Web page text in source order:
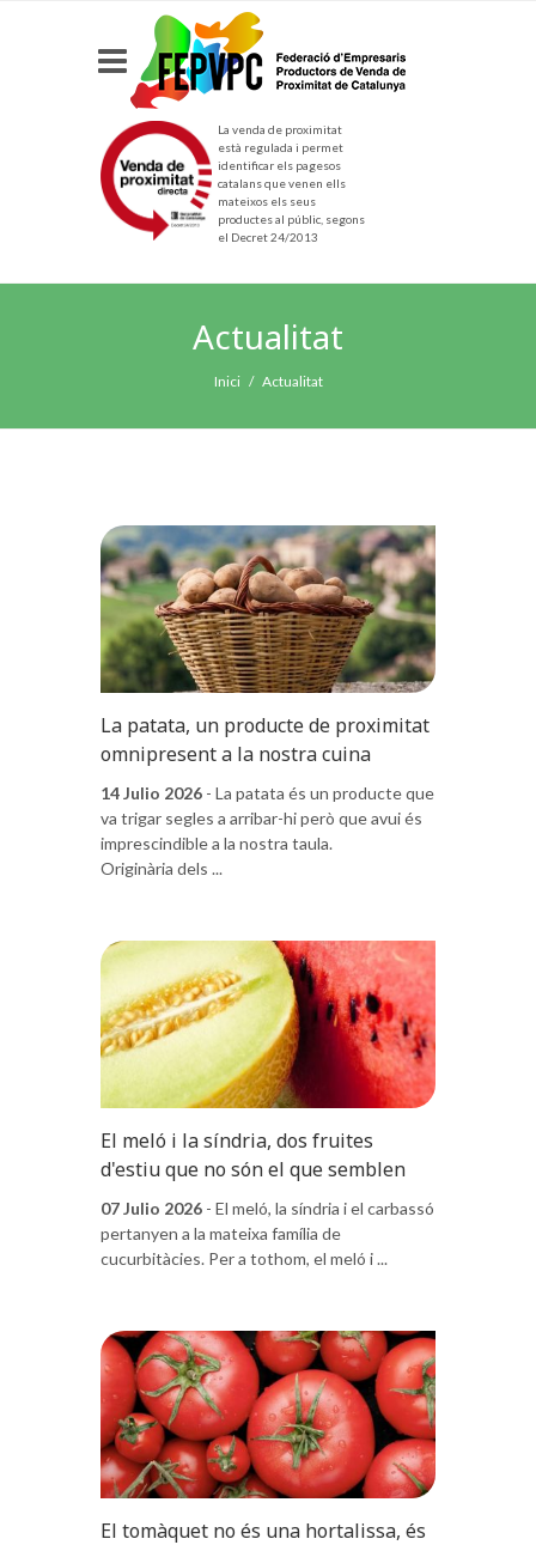
La venda de proximitat
està regulada i permet
identificar els pagesos
catalans que venen ells
mateixos els seus
productes al públic, segons
el Decret 24/2013
Actualitat
Inici Actualitat
La patata, un producte de proximitat
omnipresent a la nostra cuina
14 Julio 2026 - La patata és un producte que
va trigar segles a arribar-hi però que avui és
imprescindible a la nostra taula.
Originària dels ...
El meló i la síndria, dos fruites
d'estiu que no són el que semblen
07 Julio 2026 - El meló, la síndria i el carbassó
pertanyen a la mateixa família de
cucurbitàcies. Per a tothom, el meló i ...
El tomàquet no és una hortalissa, és